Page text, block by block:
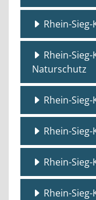
Rhein-Sieg-
Rhein-
Naturschutz
Rhein-
Rhein-
Rhein-
Rhein-